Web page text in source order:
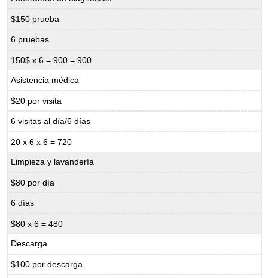
$150 prueba
6 pruebas
150$ x 6 = 900 = 900
Asistencia médica
$20 por visita
6 visitas al día/6 días
20 x 6 x 6 = 720
Limpieza y lavandería
$80 por día
6 días
$80 x 6 = 480
Descarga
$100 por descarga